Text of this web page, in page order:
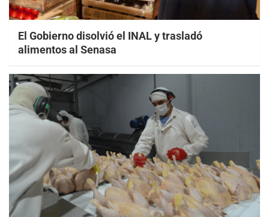
El Gobierno disolvió el INAL y trasladó
alimentos al Senasa